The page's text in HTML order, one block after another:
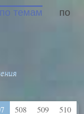
по темам
по
508 509
510